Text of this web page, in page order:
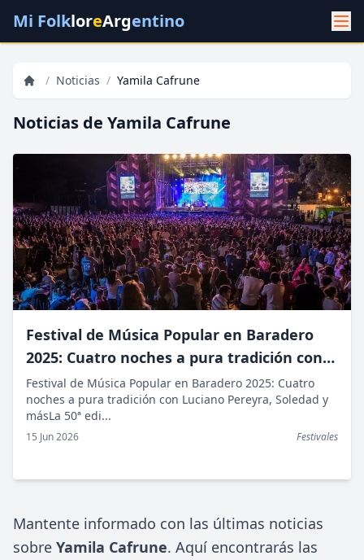
Mi FolkloreArgentino
/ Noticias / Yamila Cafrune
Noticias de Yamila Cafrune
Festival de Música Popular en Baradero
2025: Cuatro noches a pura tradición con
Luciano Pereyra, Soledad y más
Festival de Música Popular en Baradero 2025: Cuatro
noches a pura tradición con Luciano Pereyra, Soledad y
másLa 50ª edi...
15 Jun 2026 Festivales
Mantente informado con las últimas noticias
sobre Yamila Cafrune. Aquí encontrarás las